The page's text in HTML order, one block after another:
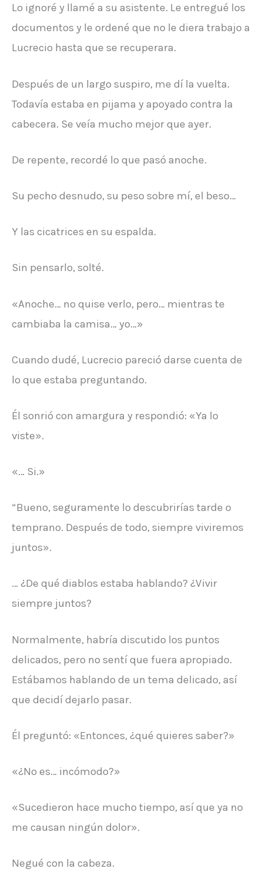
Lo ignoré y llamé a su asistente. Le entregué los
documentos y le ordené que no le diera trabajo a
Lucrecio hasta que se recuperara.
Después de un largo suspiro, me dí la vuelta.
Todavía estaba en pijama y apoyado contra la
cabecera. Se veía mucho mejor que ayer.
De repente, recordé lo que pasó anoche.
Su pecho desnudo, su peso sobre mí, el beso…
Y las cicatrices en su espalda.
Sin pensarlo, solté.
«Anoche… no quise verlo, pero… mientras te
cambiaba la camisa… yo…»
Cuando dudé, Lucrecio pareció darse cuenta de
lo que estaba preguntando.
Él sonrió con amargura y respondió: «Ya lo
viste».
«… Si.»
“Bueno, seguramente lo descubrirías tarde o
temprano. Después de todo, siempre viviremos
juntos».
… ¿De qué diablos estaba hablando? ¿Vivir
siempre juntos?
Normalmente, habría discutido los puntos
delicados, pero no sentí que fuera apropiado.
Estábamos hablando de un tema delicado, así
que decidí dejarlo pasar.
Él preguntó: «Entonces, ¿qué quieres saber?»
«¿No es… incómodo?»
«Sucedieron hace mucho tiempo, así que ya no
me causan ningún dolor».
Negué con la cabeza.